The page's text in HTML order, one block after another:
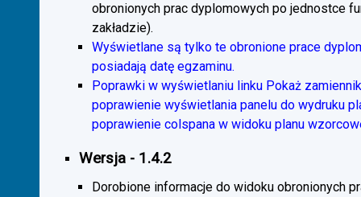
obronionych prac dyplomowych po jednostce
zakładzie).
Wyświetlane są tylko te obronione prace
posiadają datę egzaminu.
Poprawki w wyświetlaniu linku Pokaż
poprawienie wyświetlania panelu do wydruku
poprawienie colspana w widoku planu
Wersja - 1.4.2
Dorobione informacje do widoku obronionych